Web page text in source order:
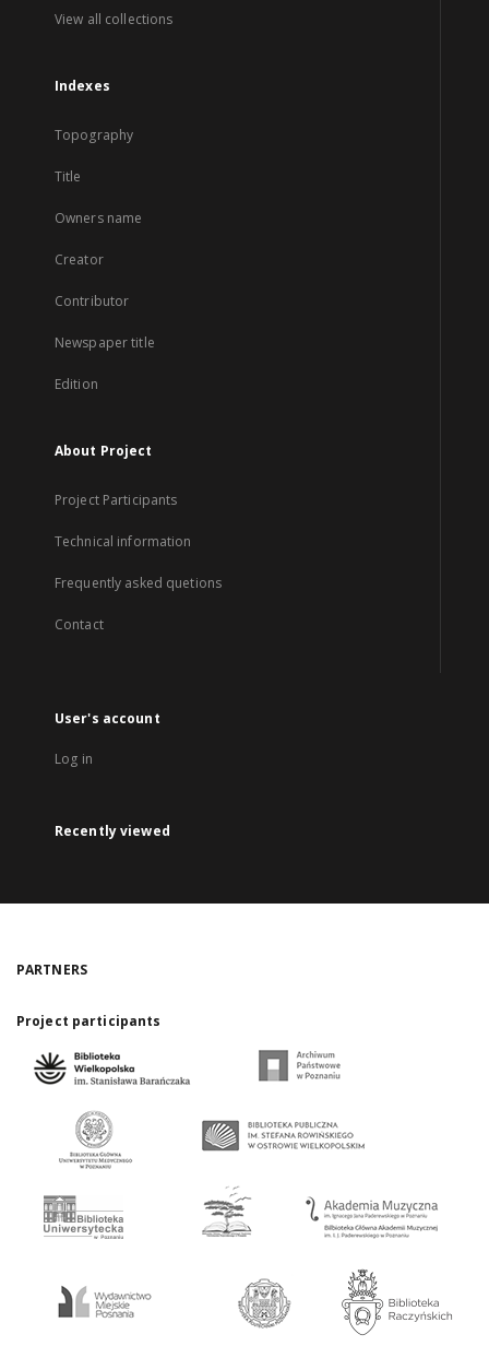
View all collections
Indexes
Topography
Title
Owners name
Creator
Contributor
Newspaper title
Edition
About Project
Project Participants
Technical information
Frequently asked quetions
Contact
User's account
Log in
Recently viewed
PARTNERS
Project participants